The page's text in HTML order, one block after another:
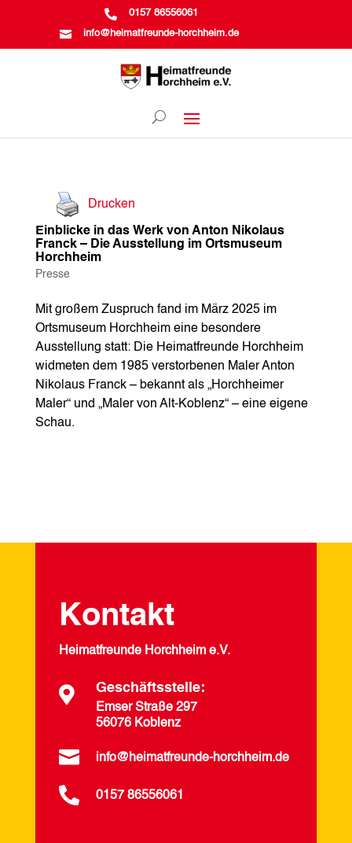
 0157 86556061
 info@heimatfreunde-horchheim.de
Drucken
Einblicke in das Werk von Anton Nikolaus
Franck – Die Ausstellung im Ortsmuseum
Horchheim
Presse
Mit großem Zuspruch fand im März 2025 im
Ortsmuseum Horchheim eine besondere
Ausstellung statt: Die Heimatfreunde Horchheim
widmeten dem 1985 verstorbenen Maler Anton
Nikolaus Franck – bekannt als „Horchheimer
Maler“ und „Maler von Alt-Koblenz“ – eine eigene
Schau.
Kontakt
Heimatfreunde Horchheim e.V.
 Geschäftsstelle:
Emser Straße 297
56076 Koblenz
 info@heimatfreunde-horchheim.de
 0157 86556061